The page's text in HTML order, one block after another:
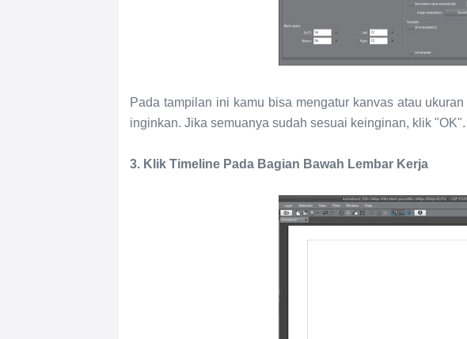
Pada tampilan ini kamu bisa mengatur kanvas atau
inginkan. Jika semuanya sudah sesuai keinginan, klik "OK".
3. Klik Timeline Pada Bagian Bawah Lembar Kerja